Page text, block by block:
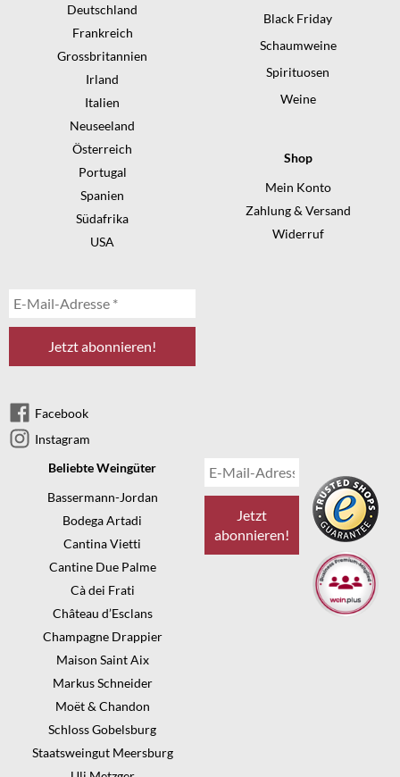
Deutschland
Frankreich
Grossbritannien
Irland
Italien
Neuseeland
Österreich
Portugal
Spanien
Südafrika
USA
Facebook
Instagram
Black Friday
Schaumweine
Spirituosen
Weine
Shop
Mein Konto
Zahlung & Versand
Widerruf
Beliebte Weingüter
Bassermann-Jordan
Bodega Artadi
Cantina Vietti
Cantine Due Palme
Cà dei Frati
Château d’Esclans
Champagne Drappier
Maison Saint Aix
Markus Schneider
Moët & Chandon
Schloss Gobelsburg
Staatsweingut Meersburg